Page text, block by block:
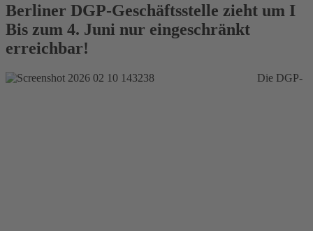
Berliner DGP-Geschäftsstelle zieht um I
Bis zum 4. Juni nur eingeschränkt
erreichbar!
Die DGP-